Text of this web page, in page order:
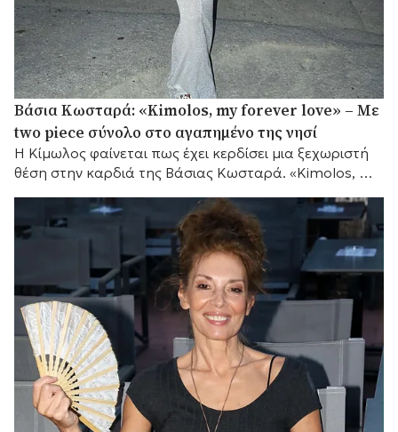
Βάσια Κωσταρά: «Kimolos, my forever love» – Με
two piece σύνολο στο αγαπημένο της νησί
Η Κίμωλος φαίνεται πως έχει κερδίσει μια ξεχωριστή
θέση στην καρδιά της Βάσιας Κωσταρά. «Kimolos, my